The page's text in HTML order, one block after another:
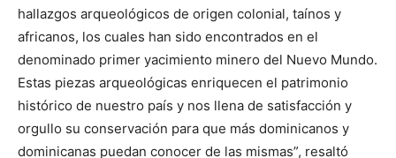
hallazgos arqueológicos de origen colonial, taínos y
africanos, los cuales han sido encontrados en el
denominado primer yacimiento minero del Nuevo Mundo.
Estas piezas arqueológicas enriquecen el patrimonio
histórico de nuestro país y nos llena de satisfacción y
orgullo su conservación para que más dominicanos y
dominicanas puedan conocer de las mismas”, resaltó